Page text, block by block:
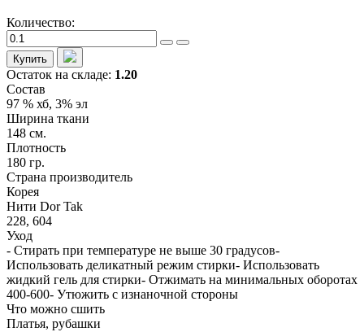
Количество:
Купить
Остаток на складе: 1.20
Состав
97 % хб, 3% эл
Ширина ткани
148 см.
Плотность
180 гр.
Страна производитель
Корея
Нити Dor Tak
228, 604
Уход
- Стирать при температуре не выше 30 градусов-
Использовать деликатный режим стирки- Использовать
жидкий гель для стирки- Отжимать на минимальных оборотах
400-600- Утюжить с изнаночной стороны
Что можно сшить
Платья, рубашки